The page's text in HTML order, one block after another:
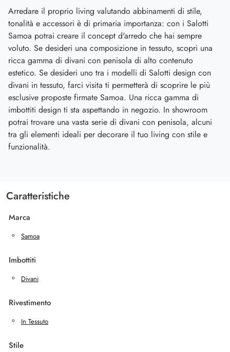
Arredare il proprio living valutando abbinamenti di stile,
tonalità e accessori è di primaria importanza: con i Salotti
Samoa potrai creare il concept d'arredo che hai sempre
voluto. Se desideri una composizione in tessuto, scopri una
ricca gamma di divani con penisola di alto contenuto
estetico. Se desideri uno tra i modelli di Salotti design con
divani in tessuto, farci visita ti permetterà di scoprire le più
esclusive proposte firmate Samoa. Una ricca gamma di
imbottiti design ti sta aspettando in negozio. In showroom
potrai trovare una vasta serie di divani con penisola, alcuni
tra gli elementi ideali per decorare il tuo living con stile e
funzionalità.
Caratteristiche
Marca
Samoa
Imbottiti
Divani
Rivestimento
In Tessuto
Stile